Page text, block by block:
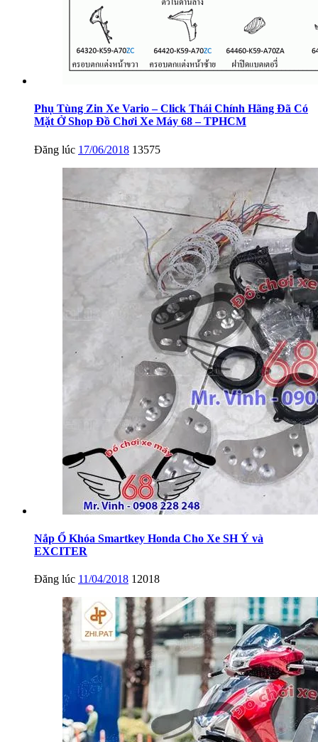
Phụ Tùng Zin Xe Vario – Click Thái Chính Hãng Đã Có
Mặt Ở Shop Đồ Chơi Xe Máy 68 – TPHCM
Đăng lúc 17/06/2018 13575
Nắp Ổ Khóa Smartkey Honda Cho Xe SH Ý và
EXCITER
Đăng lúc 11/04/2018 12018